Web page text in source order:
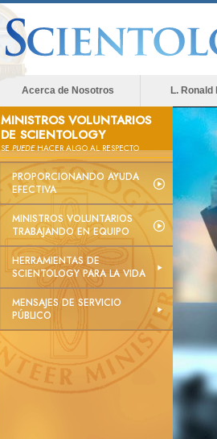
Acerca de Nosotros L. Ronald
MINISTROS VOLUNTARIOS
DE SCIENTOLOGY
SEPUEDEHACER ALGO AL RESPECTO
PROPORCIONANDO AYUDA
EFECTIVA
MINISTROS VOLUNTARIOS
TRABAJANDO EN EQUIPO
HERRAMIENTAS DE
SCIENTOLOGY PARA LA VIDA
MENSAJES DE SERVICIO
PÚBLICO